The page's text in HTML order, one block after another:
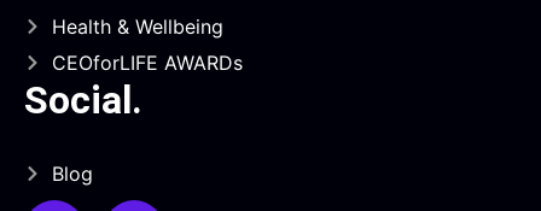
Health & Wellbeing
CEOforLIFE AWARDs
Social.
Blog